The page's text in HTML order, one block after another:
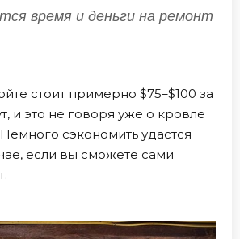
время и деньги на ремонт
стоит примерно $75–$100 за
и это не говоря уже о кровле
сэкономить удастся
если вы сможете сами